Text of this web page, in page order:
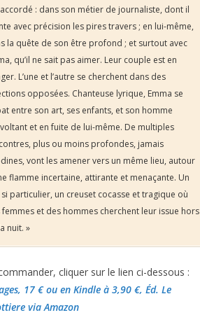
: dans son métier de journaliste, dont il
avec précision les pires travers ; en lui-même,
la quête de son être profond ; et surtout avec
qu’il ne sait pas aimer. Leur couple est en
L’une et l’autre se cherchent dans des
opposées. Chanteuse lyrique, Emma se
entre son art, ses enfants, et son homme
et en fuite de lui-même. De multiples
plus ou moins profondes, jamais
vont les amener vers un même lieu, autour
flamme incertaine, attirante et menaçante. Un
si particulier, un creuset cocasse et tragique où
femmes et des hommes cherchent leur issue hors
nuit. »
cliquer sur le lien ci-dessous :
17 €ou en Kindle à 3,90 €, Éd. Le
via Amazon